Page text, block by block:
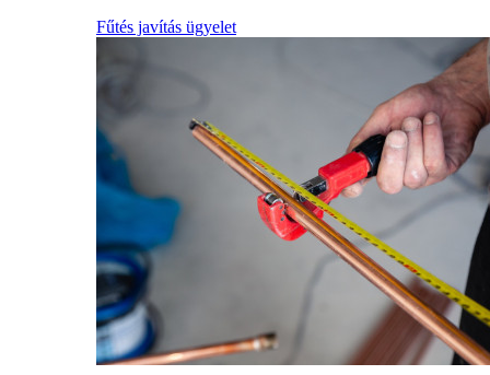
Fűtés javítás ügyelet